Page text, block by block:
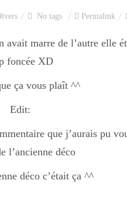
No tags Permalink
avait marre de l’autre elle
foncée XD
ça vous plaît ^^
Edit:
que j’aurais pu
l’ancienne déco
déco c’était ça ^^